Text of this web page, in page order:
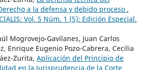
a la defensa y debido proceso ,
Vol. 5 Núm. 1 (5): Edición Especial.
Mogrovejo-Gavilanes, Juan Carlos
Enrique Eugenio Pozo-Cabrera, Cecilia
Zurita, Aplicación del Principio de
en la Jurisprudencia de la Corte